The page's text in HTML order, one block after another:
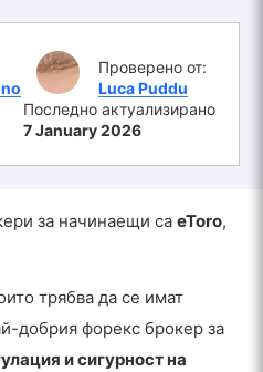
Проверено от:
Luca Puddu
Последно актуализирано
7 January 2026
за начинаещи саeToro,
трябва да се имат
добрия форекс брокер за
и сигурност на